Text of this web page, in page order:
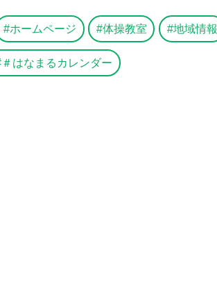
ホームページ 体操教室 地域情報
＃はなまるカレンダー